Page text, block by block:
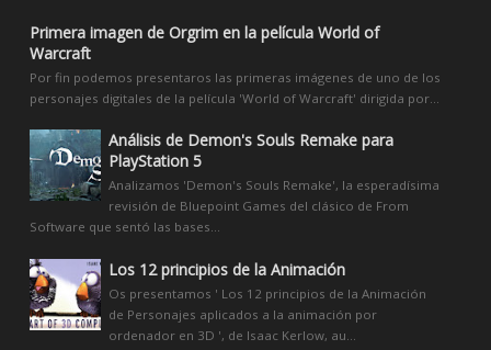
Primera imagen de Orgrim en la película World of
Warcraft
Por fin podemos presentaros las primeras imágenes de uno de los
personajes digitales de la película 'World of Warcraft' dirigida por...
Análisis de Demon's Souls Remake para
PlayStation 5
Analizamos 'Demon's Souls Remake', la esperadísima
revisión de Bluepoint Games del clásico de From
Software que sentó las bases...
Los 12 principios de la Animación
Os presentamos ' Los 12 principios de la Animación
de Personajes aplicados a la animación por
ordenador en 3D ', de Isaac Kerlow, au...